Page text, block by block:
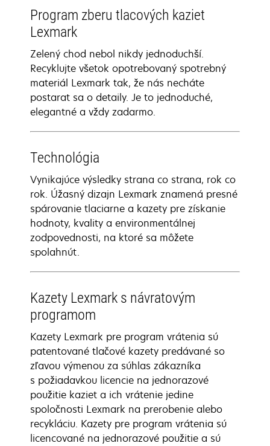
Program zberu tlacových kaziet
Lexmark
Zelený chod nebol nikdy jednoduchší.
Recyklujte všetok opotrebovaný spotrebný
materiál Lexmark tak, že nás necháte
postarat sa o detaily. Je to jednoduché,
elegantné a vždy zadarmo.
Technológia
Vynikajúce výsledky strana co strana, rok co
rok. Úžasný dizajn Lexmark znamená presné
spárovanie tlaciarne a kazety pre získanie
hodnoty, kvality a environmentálnej
zodpovednosti, na ktoré sa môžete
spolahnút.
Kazety Lexmark s návratovým
programom
Kazety Lexmark pre program vrátenia sú
patentované tlačové kazety predávané so
zľavou výmenou za súhlas zákazníka
s požiadavkou licencie na jednorazové
použitie kaziet a ich vrátenie jedine
spoločnosti Lexmark na prerobenie alebo
recykláciu. Kazety pre program vrátenia sú
licencované na jednorazové použitie a sú